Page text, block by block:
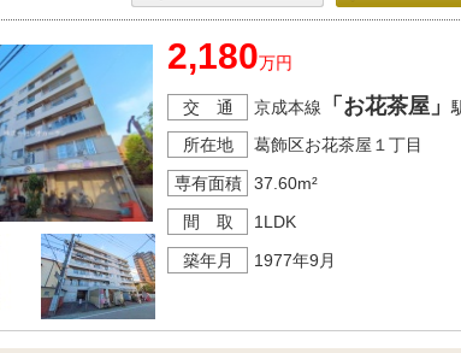
2,180万円
交 通 京成本線 「お花茶屋」
所在地
葛飾区お花茶屋１丁目
専有面積
37.60m²
間 取
1LDK
築年月
1977年9月